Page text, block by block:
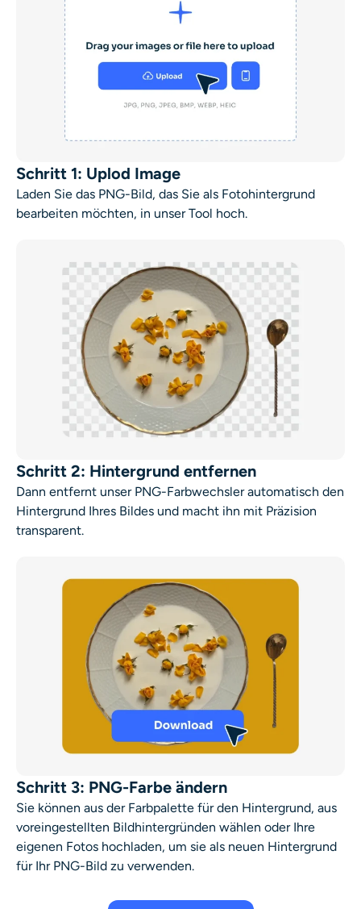
Schritt 1: Uplod Image
Laden Sie das PNG-Bild, das Sie als Fotohintergrund
bearbeiten möchten, in unser Tool hoch.
Schritt 2: Hintergrund entfernen
Dann entfernt unser PNG-Farbwechsler automatisch den
Hintergrund Ihres Bildes und macht ihn mit Präzision
transparent.
Schritt 3: PNG-Farbe ändern
Sie können aus der Farbpalette für den Hintergrund, aus
voreingestellten Bildhintergründen wählen oder Ihre
eigenen Fotos hochladen, um sie als neuen Hintergrund
für Ihr PNG-Bild zu verwenden.